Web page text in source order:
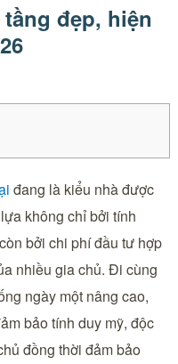
đẹp, hiện
đang là kiểu nhà được
không chỉ bởi tính
bởi chi phí đầu tư hợp
nhiều gia chủ. Đi cùng
ngày một nâng cao,
bảo tính duy mỹ, độc
đồng thời đảm bảo